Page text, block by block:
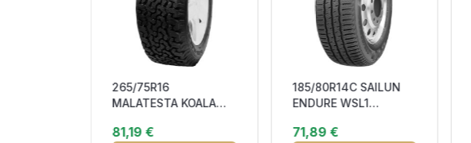
265/75R16
MALATESTA KOALA
81,19 €
185/80R14C SAILUN
ENDURE WSL1
CBB72 3PMSF M+S
71,89 €